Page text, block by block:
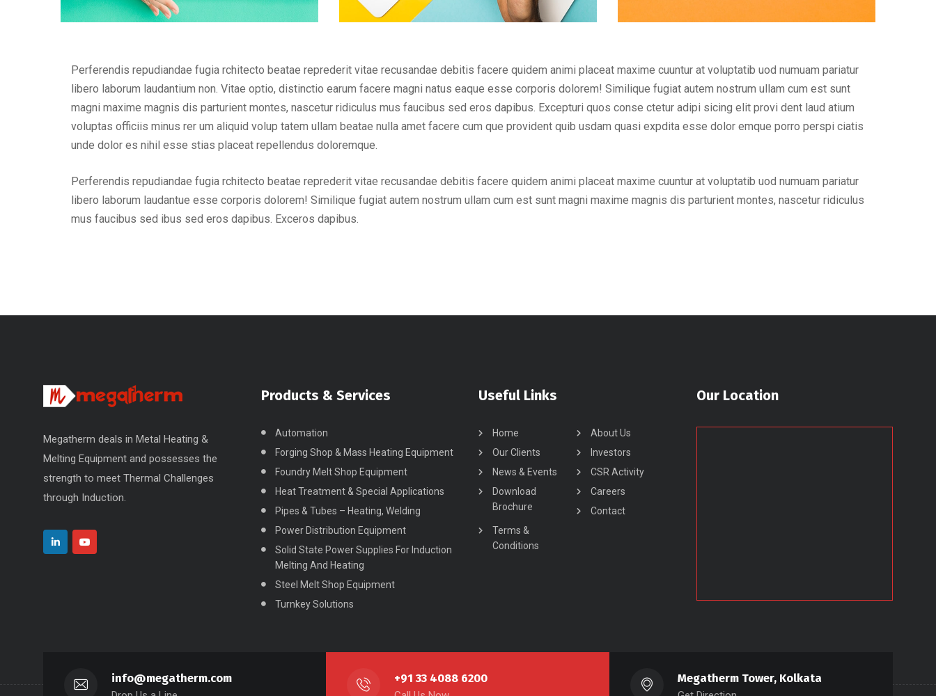
Perferendis repudiandae fugia rchitecto beatae reprederit vitae recusandae debitis facere quidem animi placeat maxime cuuntur at voluptatib uod numuam pariatur
libero laborum laudantium non. Vitae optio, distinctio earum facere magni natus eaque esse corporis dolorem! Similique fugiat autem nostrum ullam cum est sunt
magni maxime magnis dis parturient montes, nascetur ridiculus mus faucibus sed eros dapibus. Excepturi quos conse ctetur adipi sicing elit provi dent laud atium
voluptas officiis minus rer um aliquid volup tatem ullam beatae nulla amet facere cum que provident quib usdam quasi expdita esse dolor emque porro perspi ciatis
unde dolor es nihil esse stias placeat repellendus doloremque.
Perferendis repudiandae fugia rchitecto beatae reprederit vitae recusandae debitis facere quidem animi placeat maxime cuuntur at voluptatib uod numuam pariatur
libero laborum laudantue esse corporis dolorem! Similique fugiat autem nostrum ullam cum est sunt magni maxime magnis dis parturient montes, nascetur ridiculus
mus faucibus sed ibus sed eros dapibus. Exceros dapibus.
Megatherm deals in Metal Heating &
Melting Equipment and possesses the
strength to meet Thermal Challenges
through Induction.
Products & Services
Automation
Forging Shop & Mass Heating Equipment
Foundry Melt Shop Equipment
Heat Treatment & Special Applications
Pipes & Tubes – Heating, Welding
Power Distribution Equipment
Solid State Power Supplies For Induction
Melting And Heating
Steel Melt Shop Equipment
Turnkey Solutions
Useful Links
Home
About Us
Our Clients
Investors
News & Events
CSR Activity
Download
Brochure
Careers
Contact
Terms &
Conditions
Our Location
info@megatherm.com +91 33 4088 6200 Megatherm Tower, Kolkata